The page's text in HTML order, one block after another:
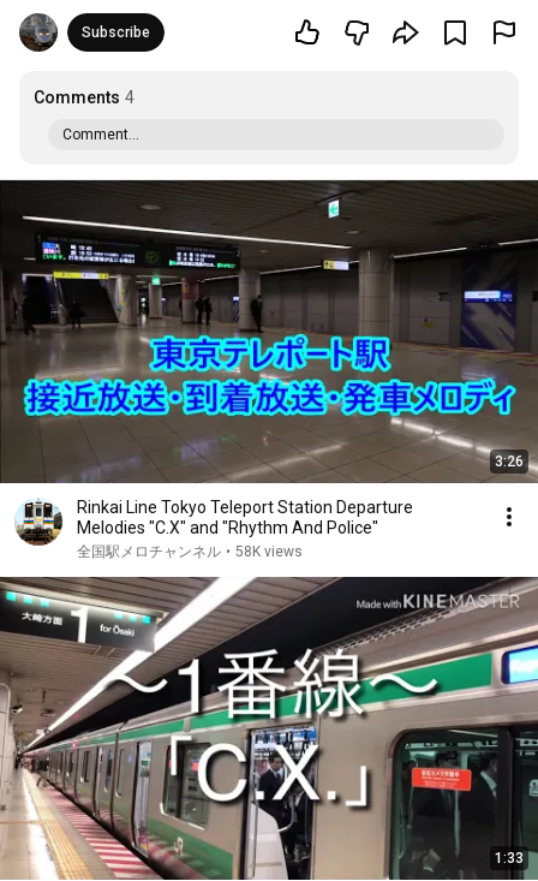
Subscribe
Comments 4
Comment...
3:26
Rinkai Line Tokyo Teleport Station Departure
Melodies "C.X" and "Rhythm And Police"
全国駅メロチャンネル • 58K views
1:33